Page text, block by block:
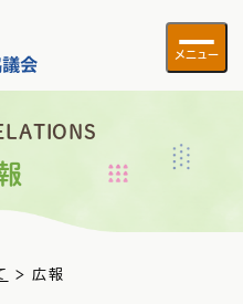
メニュー
> 広報